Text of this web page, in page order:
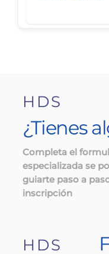
HDS
¿Tienes
Completa el
especializada se
guiarte paso a
inscripción
HDS